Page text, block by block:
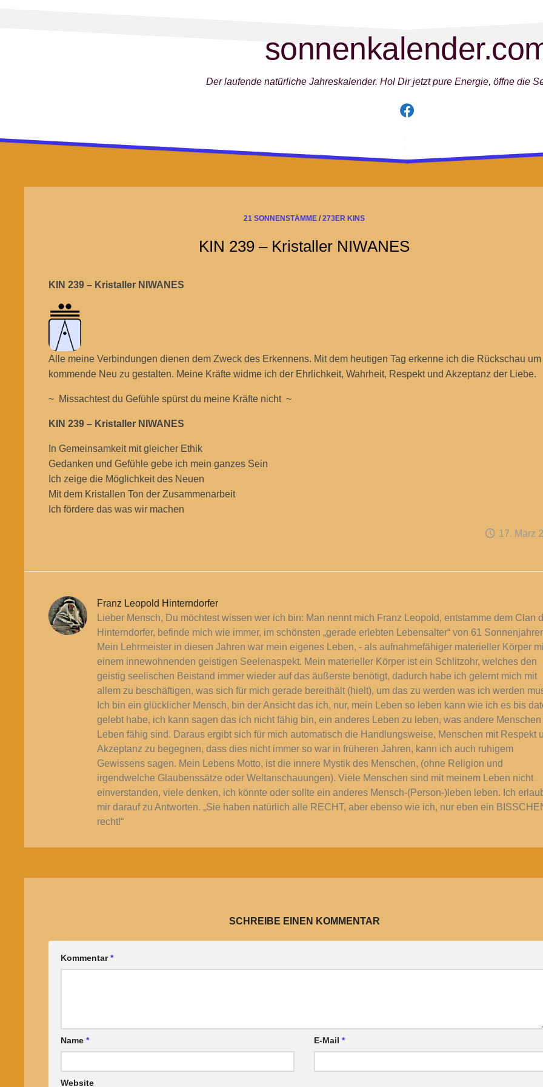
Der laufende natürliche Jahreskalender. Hol Dir jetzt pure Energie, öffne die
21 SONNENSTÄMME / 273ER KINS
KIN 239 – Kristaller NIWANES
KIN 239 – Kristaller NIWANES
Alle meine Verbindungen dienen dem Zweck des Erkennens. Mit dem heutigen Tag erkenne ich die Rückschau
kommende Neu zu gestalten. Meine Kräfte widme ich der Ehrlichkeit, Wahrheit, Respekt und Akzeptanz der Liebe.
~ Missachtest du Gefühle spürst du meine Kräfte nicht ~
KIN 239 – Kristaller NIWANES
In Gemeinsamkeit mit gleicher Ethik
Gedanken und Gefühle gebe ich mein ganzes Sein
Ich zeige die Möglichkeit des Neuen
Mit dem Kristallen Ton der Zusammenarbeit
Ich fördere das was wir machen
17. März
Franz Leopold Hinterndorfer
Lieber Mensch, Du möchtest wissen wer ich bin: Man nennt mich Franz Leopold, entstamme dem Clan
Hinterndorfer, befinde mich wie immer, im schönsten „gerade erlebten Lebensalter“ von 61
Mein Lehrmeister in diesen Jahren war mein eigenes Leben, - als aufnahmefähiger materieller Körper
einem innewohnenden geistigen Seelenaspekt. Mein materieller Körper ist ein Schlitzohr, welches den
geistig seelischen Beistand immer wieder auf das äußerste benötigt, dadurch habe ich gelernt mich mit
allem zu beschäftigen, was sich für mich gerade bereithält (hielt), um das zu werden was ich werden
Ich bin ein glücklicher Mensch, bin der Ansicht das ich, nur, mein Leben so leben kann wie ich es bis
gelebt habe, ich kann sagen das ich nicht fähig bin, ein anderes Leben zu leben, was andere Menschen
Leben fähig sind. Daraus ergibt sich für mich automatisch die Handlungsweise, Menschen mit Respekt
Akzeptanz zu begegnen, dass dies nicht immer so war in früheren Jahren, kann ich auch ruhigem
Gewissens sagen. Mein Lebens Motto, ist die innere Mystik des Menschen, (ohne Religion und
irgendwelche Glaubenssätze oder Weltanschauungen). Viele Menschen sind mit meinem Leben nicht
einverstanden, viele denken, ich könnte oder sollte ein anderes Mensch-(Person-)leben leben. Ich
mir darauf zu Antworten. „Sie haben natürlich alle RECHT, aber ebenso wie ich, nur eben ein
recht!“
SCHREIBE EINEN KOMMENTAR
Kommentar*
Name * E-Mail*
Website